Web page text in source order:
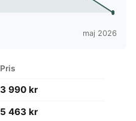
maj 2026
Pris
3 990 kr
5 463 kr